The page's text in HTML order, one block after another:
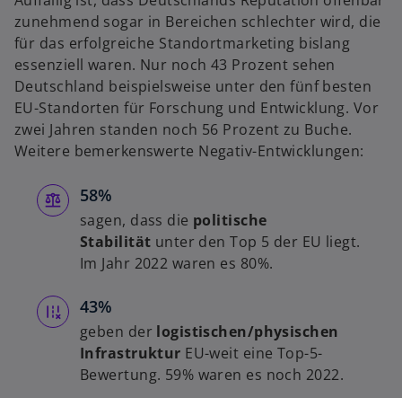
zunehmend sogar in Bereichen schlechter wird, die
für das erfolgreiche Standortmarketing bislang
essenziell waren. Nur noch 43 Prozent sehen
Deutschland beispielsweise unter den fünf besten
EU-Standorten für Forschung und Entwicklung. Vor
zwei Jahren standen noch 56 Prozent zu Buche.
Weitere bemerkenswerte Negativ-Entwicklungen:
58%
sagen, dass die politische
Stabilität unter den Top 5 der EU liegt.
Im Jahr 2022 waren es 80%.
43%
geben der logistischen/physischen
Infrastruktur EU-weit eine Top-5-
Bewertung. 59% waren es noch 2022.